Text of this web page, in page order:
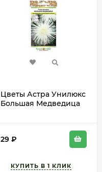
Цветы Астра Унилюкс
Большая Медведица
однолетник 60-70см
29 ₽